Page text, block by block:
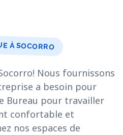
À SOCORRO
Nous fournissons
a besoin pour
Bureau pour travailler
confortable et
nos espaces de